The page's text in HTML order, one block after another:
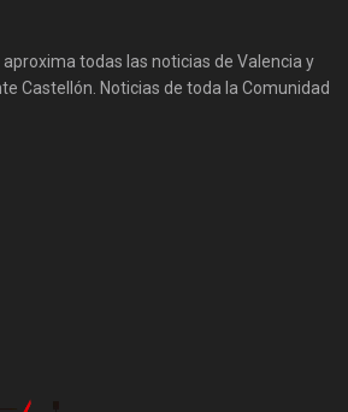
todas las noticias de Valencia y
Castellón. Noticias de toda la Comunidad